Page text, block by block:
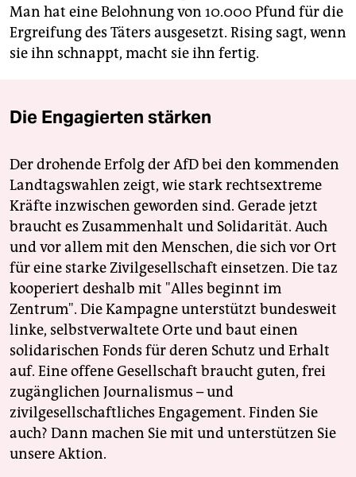
Man hat eine Belohnung von 10.000 Pfund für die
Ergreifung des Täters ausgesetzt. Rising sagt, wenn
sie ihn schnappt, macht sie ihn fertig.
Die Engagierten stärken
Der drohende Erfolg der AfD bei den kommenden
Landtagswahlen zeigt, wie stark rechtsextreme
Kräfte inzwischen geworden sind. Gerade jetzt
braucht es Zusammenhalt und Solidarität. Auch
und vor allem mit den Menschen, die sich vor Ort
für eine starke Zivilgesellschaft einsetzen. Die taz
kooperiert deshalb mit "Alles beginnt im
Zentrum". Die Kampagne unterstützt bundesweit
linke, selbstverwaltete Orte und baut einen
solidarischen Fonds für deren Schutz und Erhalt
auf. Eine offene Gesellschaft braucht guten, frei
zugänglichen Journalismus – und
zivilgesellschaftliches Engagement. Finden Sie
auch? Dann machen Sie mit und unterstützen Sie
unsere Aktion.